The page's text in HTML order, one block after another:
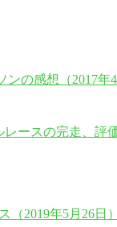
の感想（2017
ースの完走、評
（2019年5月26日